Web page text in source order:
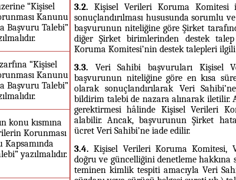
“Kişisel
Kanunu
Başvuru Talebi”
“Kişisel
Kanunu
Başvuru Talebi”
konu kısmına
Korunması
Kapsamında
yazılmalıdır.
3.2. Kişisel Verileri Koruma Komitesi
sonuçlandırılması hususunda sorumlu
başvurunun niteliğine göre Şirket
diğer Şirket birimlerinden destek
Koruma Komitesi’nin destek talepleri
3.3. Veri Sahibi başvuruları Kişisel
başvurunun niteliğine göre en kısa
olarak sonuçlandırılarak Veri
bildirim talebi de nazara alınarak iletilir.
gerektirmesi hâlinde Kişisel Verileri
alabilir. Ancak, başvurunun Şirket
ücret Veri Sahibi’ne iade edilir.
3.4.Kişisel Verileri Koruma Komitesi,
doğru ve güncelliğini denetleme
teminen kimlik tespiti amacıyla Veri